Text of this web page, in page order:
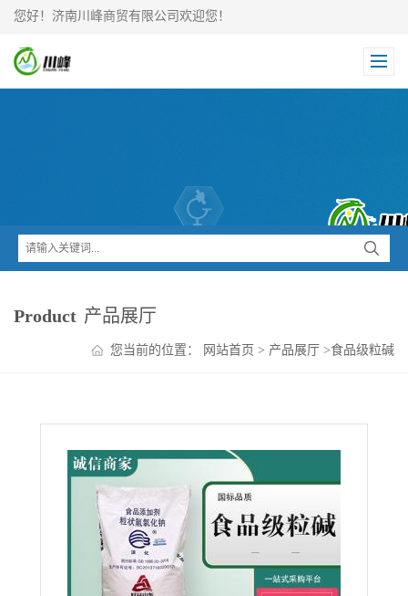
您好！济南川峰商贸有限公司欢迎您！
Product 产品展厅
您当前的位置： 网站首页 > 产品展厅 >食品级粒碱